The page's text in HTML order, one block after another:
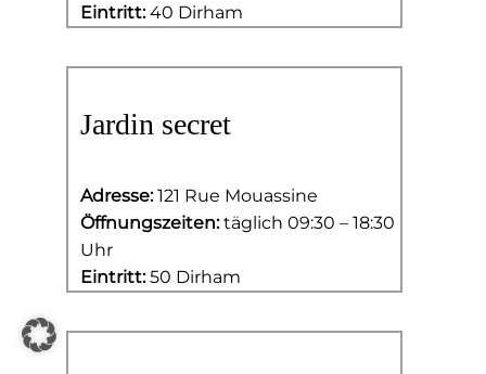
Eintritt:40 Dirham
Jardin secret
Adresse:121 Rue Mouassine
Öffnungszeiten:täglich 09:30 – 18:30
Uhr
Eintritt:50 Dirham